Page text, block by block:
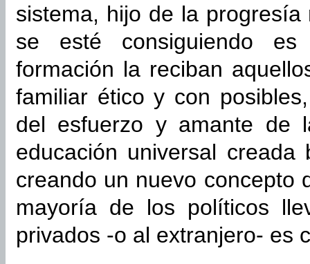
sistema, hijo de la
se esté consiguiendo
formación la reciban
familiar ético y con
del esfuerzo y amante de
educación universal
creando un nuevo concepto
mayoría de los políticos
privados -o al extranjero- es